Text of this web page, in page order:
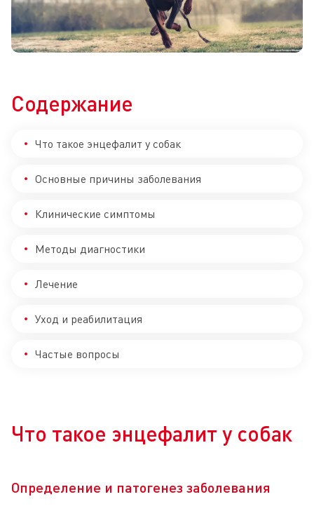
Содержание
Что такое энцефалит у собак
Основные причины заболевания
Клинические симптомы
Методы диагностики
Лечение
Уход и реабилитация
Частые вопросы
Что такое энцефалит у собак
Определение и патогенез заболевания